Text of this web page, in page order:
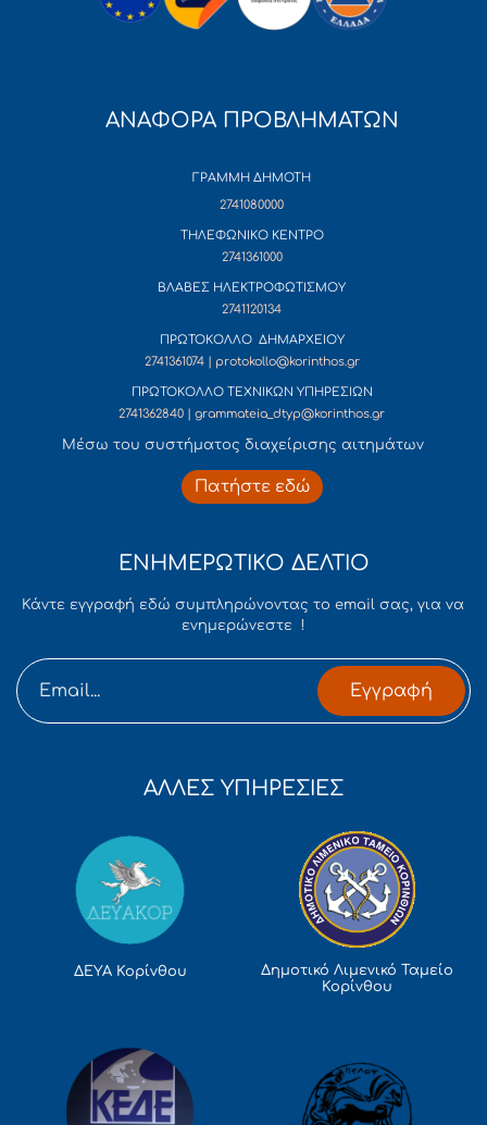
ΑΝΑΦΟΡΑ ΠΡΟΒΛΗΜΑΤΩΝ
ΓΡΑΜΜΗ ΔΗΜΟΤΗ
2741080000
ΤΗΛΕΦΩΝΙΚΟ ΚΕΝΤΡΟ
2741361000
ΒΛΑΒΕΣ ΗΛΕΚΤΡΟΦΩΤΙΣΜΟΥ
2741120134
ΠΡΩΤΟΚΟΛΛΟ ΔΗΜΑΡΧΕΙΟΥ
2741361074 | protokollo@korinthos.gr
ΠΡΩΤΟΚΟΛΛΟ ΤΕΧΝΙΚΩΝ ΥΠΗΡΕΣΙΩΝ
2741362840 | grammateia_dtyp@korinthos.gr
Mέσω του συστήματος διαχείρισης αιτημάτων
Πατήστε εδώ
ΕΝΗΜΕΡΩΤΙΚΟ ΔΕΛΤΙΟ
Κάντε εγγραφή εδώ συμπληρώνοντας το email σας, για να
ενημερώνεστε !
Εγγραφή
ΑΛΛΕΣ ΥΠΗΡΕΣΙΕΣ
ΔΕΥΑ Κορίνθου
Δημοτικό Λιμενικό Ταμείο
Κορίνθου